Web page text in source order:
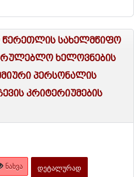
წერეთლის სახელმწიფო
ხელოვნების
პერსონალის
კრიტერიუმების
ᲜᲐᲮᲕᲐ ᲓᲔᲢᲐᲚᲣᲠᲐᲓ